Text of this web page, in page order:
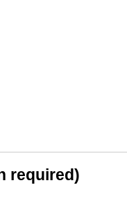
required)